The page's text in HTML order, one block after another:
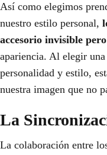
Así como elegimos
nuestro estilo personal,
accesorio invisible
apariencia. Al elegir
personalidad y estilo,
nuestra imagen que no
La
La colaboración entre